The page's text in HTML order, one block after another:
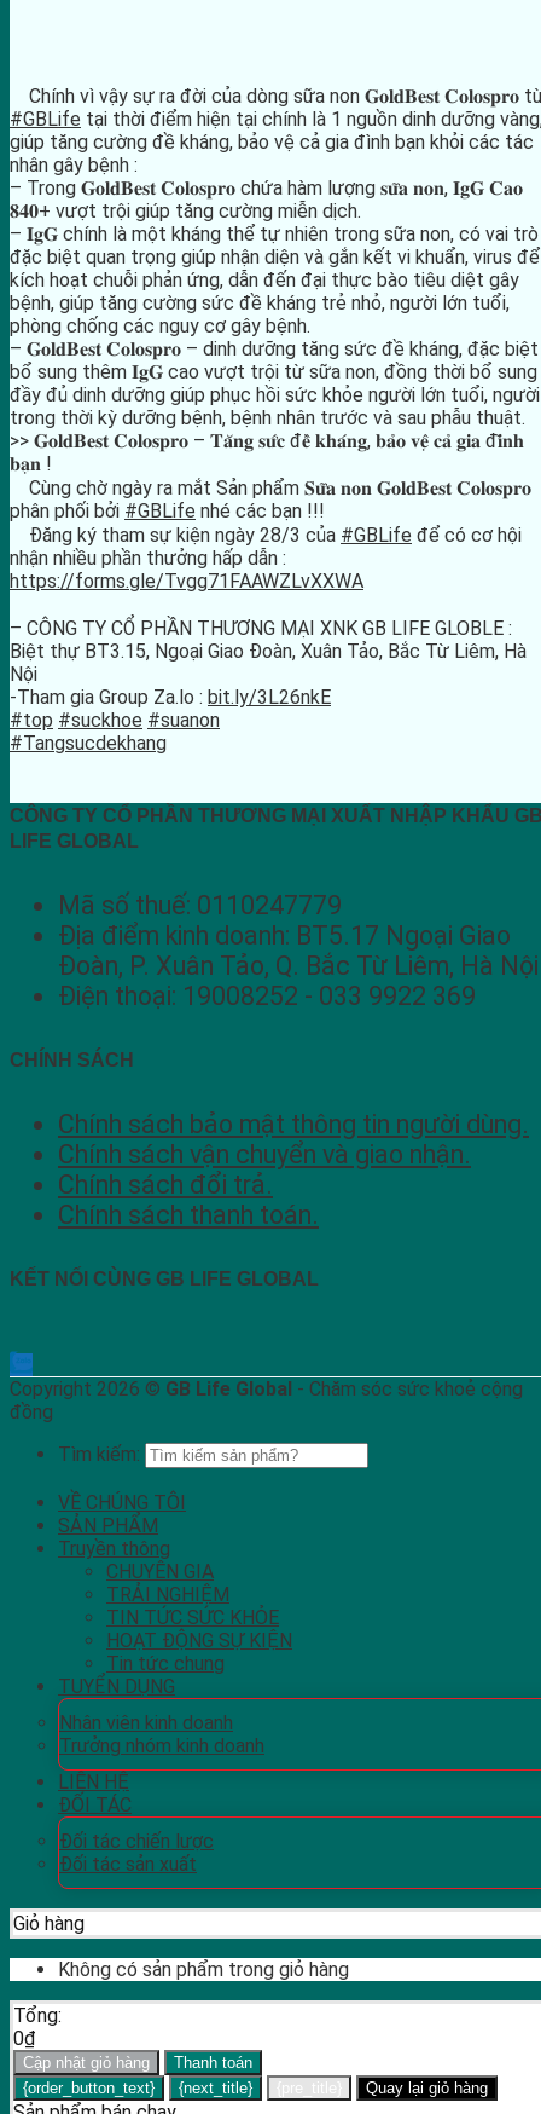
Chính vì vậy sự ra đời của dòng sữa non 𝐆𝐨𝐥𝐝𝐁𝐞𝐬𝐭 𝐂𝐨𝐥𝐨𝐬𝐩𝐫𝐨
#GBLife tại thời điểm hiện tại chính là 1 nguồn dinh dưỡng
giúp tăng cường đề kháng, bảo vệ cả gia đình bạn khỏi các tác
nhân gây bệnh :
– Trong 𝐆𝐨𝐥𝐝𝐁𝐞𝐬𝐭 𝐂𝐨𝐥𝐨𝐬𝐩𝐫𝐨 chứa hàm lượng 𝐬𝐮̛̃𝐚 𝐧𝐨𝐧, 𝐈𝐠𝐆 𝐂𝐚𝐨
𝟖𝟒𝟎+ vượt trội giúp tăng cường miễn dịch.
– 𝐈𝐠𝐆 chính là một kháng thể tự nhiên trong sữa non, có vai trò
đặc biệt quan trọng giúp nhận diện và gắn kết vi khuẩn, virus để
kích hoạt chuỗi phản ứng, dẫn đến đại thực bào tiêu diệt gây
bệnh, giúp tăng cường sức đề kháng trẻ nhỏ, người lớn tuổi,
phòng chống các nguy cơ gây bệnh.
– 𝐆𝐨𝐥𝐝𝐁𝐞𝐬𝐭 𝐂𝐨𝐥𝐨𝐬𝐩𝐫𝐨 – dinh dưỡng tăng sức đề kháng, đặc biệt
bổ sung thêm 𝐈𝐠𝐆 cao vượt trội từ sữa non, đồng thời bổ sung
đầy đủ dinh dưỡng giúp phục hồi sức khỏe người lớn tuổi, người
trong thời kỳ dưỡng bệnh, bệnh nhân trước và sau phẫu thuật.
>> 𝐆𝐨𝐥𝐝𝐁𝐞𝐬𝐭 𝐂𝐨𝐥𝐨𝐬𝐩𝐫𝐨 – 𝐓𝐚̆𝐧𝐠 𝐬𝐮̛́𝐜 đ𝐞̂̀ 𝐤𝐡𝐚́𝐧𝐠, 𝐛𝐚̉𝐨 𝐯𝐞̣̂ 𝐜𝐚̉ 𝐠𝐢𝐚 đ𝐢̀𝐧𝐡
𝐛𝐚̣𝐧 !
Cùng chờ ngày ra mắt Sản phẩm 𝐒𝐮̛̃𝐚 𝐧𝐨𝐧 𝐆𝐨𝐥𝐝𝐁𝐞𝐬𝐭 𝐂𝐨𝐥𝐨𝐬𝐩𝐫𝐨
phân phối bởi #GBLife nhé các bạn !!!
Đăng ký tham sự kiện ngày 28/3 của #GBLife để có cơ hội
nhận nhiều phần thưởng hấp dẫn :
https://forms.gle/Tvgg71FAAWZLvXXWA
– CÔNG TY CỔ PHẦN THƯƠNG MẠI XNK GB LIFE GLOBLE :
Biệt thự BT3.15, Ngoại Giao Đoàn, Xuân Tảo, Bắc Từ Liêm, Hà
Nội
-Tham gia Group Za.lo : bit.ly/3L26nkE
#top #suckhoe #suanon
#Tangsucdekhang
CÔNG TY CỔ PHẦN THƯƠNG MẠI XUẤT NHẬP KHẨU
LIFE GLOBAL
Mã số thuế: 0110247779
Địa điểm kinh doanh: BT5.17 Ngoại Giao
Đoàn, P. Xuân Tảo, Q. Bắc Từ Liêm, Hà Nội
Điện thoại: 19008252 - 033 9922 369
CHÍNH SÁCH
Chính sách bảo mật thông tin người dùng.
Chính sách vận chuyển và giao nhận.
Chính sách đổi trả.
Chính sách thanh toán.
KẾT NỐI CÙNG GB LIFE GLOBAL
Copyright 2026 © GB Life Global - Chăm sóc sức khoẻ cộng
đồng
Tìm kiếm:
VỀ CHÚNG TÔI
SẢN PHẨM
Truyền thông
CHUYÊN GIA
TRẢI NGHIỆM
TIN TỨC SỨC KHỎE
HOẠT ĐỘNG SỰ KIỆN
Tin tức chung
TUYỂN DỤNG
Nhân viên kinh doanh
Trưởng nhóm kinh doanh
LIÊN HỆ
ĐỐI TÁC
Đối tác chiến lược
Đối tác sản xuất
Giỏ hàng
Không có sản phẩm trong giỏ hàng
Tổng:
0₫
Cập nhật giỏ hàng
Thanh toán
{order_button_text}
{next_title} {pre_title} Quay lại giỏ hàng